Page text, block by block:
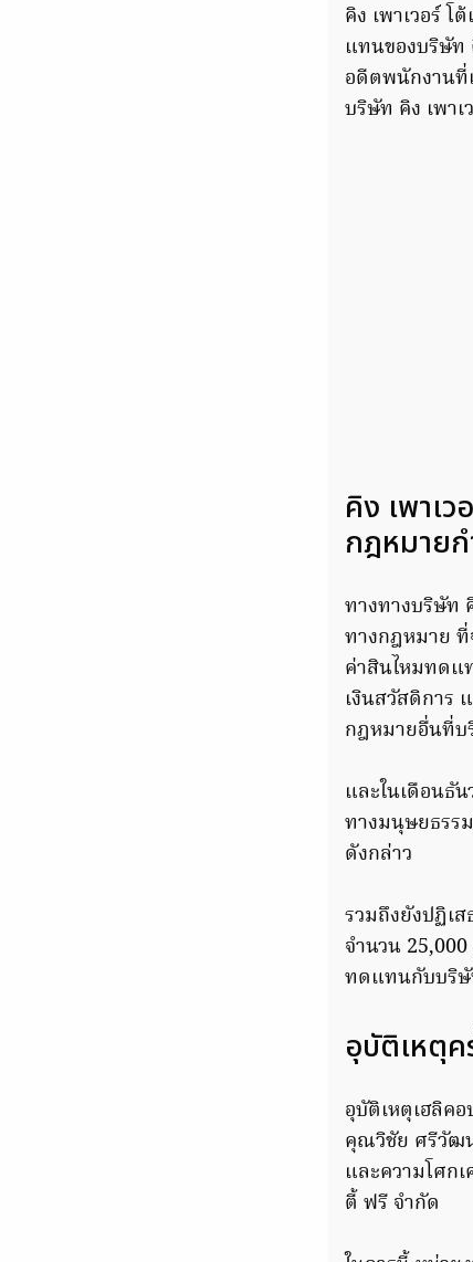
คิง เพาเวอร์
แทนของบริษัท
อดีตพนักงานที่
บริษัท คิง เพา
คิง เพาเ
กฎหมาย
ทางทางบริษัท
ทางกฎหมาย ที่
ค่าสินไหมทดแ
เงินสวัสดิการ
กฎหมายอื่นที่บ
และในเดือนธั
ทางมนุษยธรร
ดังกล่าว
รวมถึงยังปฏิเ
จำนวน
ทดแทนกับบริษั
อุบัติเหตุค
อุบัติเหตุเฮลิค
คุณวิชัย ศรีวัฒ
และความโศก
ตี้ ฟรี จำกัด